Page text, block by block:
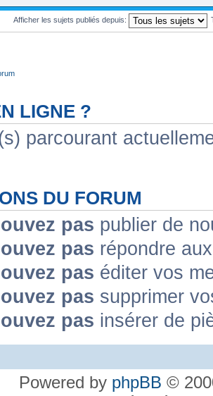
Afficher les sujets publiés depuis:
LIGNE ?
parcourant
DU FORUM
pas publier de
pas répondre
pas éditer vos
pas supprimer
pas insérer de
Powered by phpBB ©